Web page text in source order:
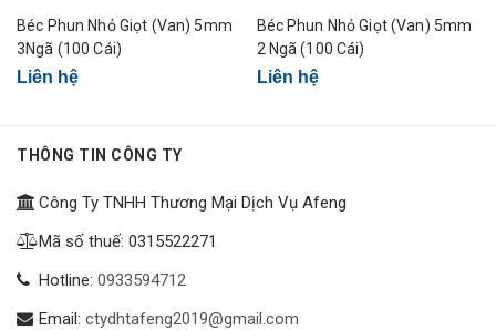
Béc Phun Nhỏ Giọt (Van) 5mm
3Ngã (100 Cái)
Liên hệ
Béc Phun Nhỏ Giọt (Van) 5mm
2 Ngã (100 Cái)
Liên hệ
THÔNG TIN CÔNG TY
Công Ty TNHH Thương Mại Dịch Vụ Afeng
Mã số thuế: 0315522271
Hotline: 0933594712
Email: ctydhtafeng2019@gmail.com